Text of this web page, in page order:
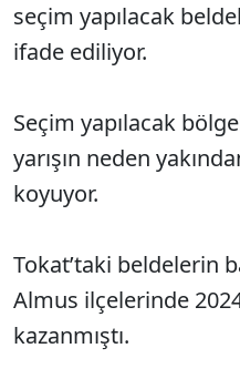
seçim yapılacak
ifade ediliyor.
Seçim yapılacak
yarışın neden
koyuyor.
Tokat’taki beldelerin
Almus ilçelerinde
kazanmıştı.